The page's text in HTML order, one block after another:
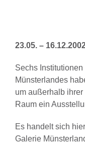
23.05. –
Sechs
Münsterlandes
um außerhalb
Raum ein
Es handelt sich
Galerie